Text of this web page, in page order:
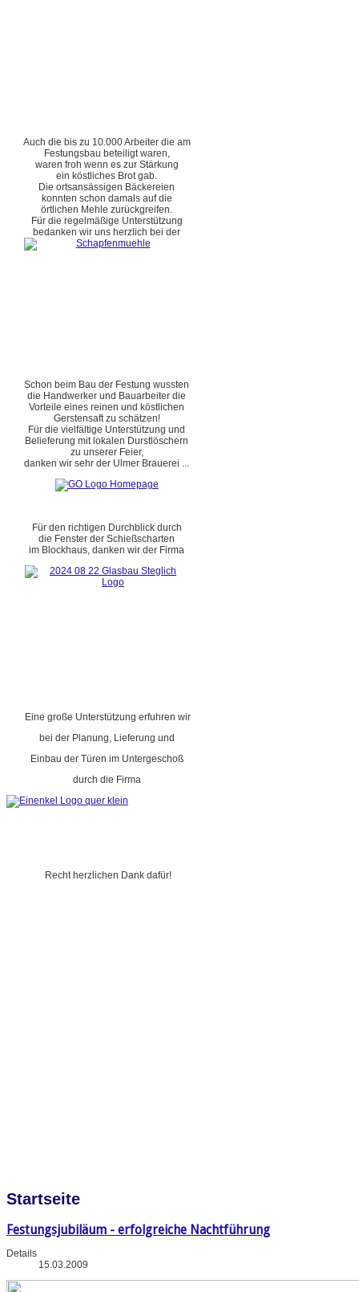
Auch die bis zu 10.000 Arbeiter die am
Festungsbau beteiligt waren,
waren froh wenn es zur Stärkung
ein köstliches Brot gab.
Die ortsansässigen Bäckereien
konnten schon damals auf die
örtlichen Mehle zurückgreifen.
Für die regelmäßige Unterstützung
bedanken wir uns herzlich bei der
Schon beim Bau der Festung wussten
die Handwerker und Bauarbeiter die
Vorteile eines reinen und köstlichen
Gerstensaft zu schätzen!
Für die vielfältige Unterstützung und
Belieferung mit lokalen Durstlöschern
zu unserer Feier,
danken wir sehr der Ulmer Brauerei ...
Für den richtigen Durchblick durch
die Fenster der Schießscharten
im Blockhaus, danken wir der Firma
Eine große Unterstützung erfuhren wir
bei der Planung, Lieferung und
Einbau der Türen im Untergeschoß
durch die Firma
Recht herzlichen Dank dafür!
Startseite
Festungsjubiläum - erfolgreiche Nachtführung
Details
15.03.2009